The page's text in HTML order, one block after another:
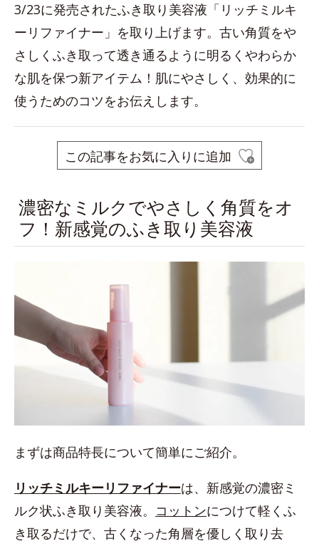
3/23に発売されたふき取り美容液「リッチミルキ
ーリファイナー」を取り上げます。古い角質をや
さしくふき取って透き通るように明るくやわらか
な肌を保つ新アイテム！肌にやさしく、効果的に
使うためのコツをお伝えします。
この記事をお気に入りに追加
濃密なミルクでやさしく角質をオ
フ！新感覚のふき取り美容液
まずは商品特長について簡単にご紹介。
リッチミルキーリファイナーは、新感覚の濃密ミ
ルク状ふき取り美容液。 コットンにつけて軽くふ
き取るだけで、古くなった角層を優しく取り去